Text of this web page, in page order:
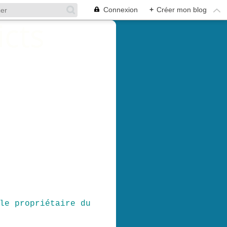
Connexion + Créer mon blog
propriétaire du